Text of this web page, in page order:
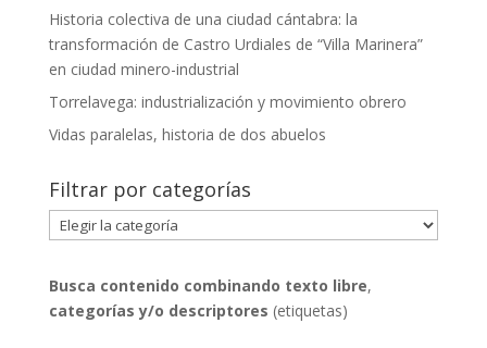
Historia colectiva de una ciudad cántabra: la
transformación de Castro Urdiales de “Villa Marinera”
en ciudad minero-industrial
Torrelavega: industrialización y movimiento obrero
Vidas paralelas, historia de dos abuelos
Filtrar por categorías
Filtrar
por
Busca contenido combinando texto libre,
categorías y/o descriptores (etiquetas)